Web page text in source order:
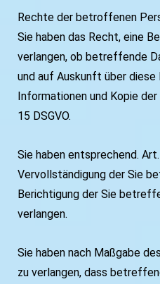
Rechte der betroffenen
Sie haben das Recht, eine
verlangen, ob betreffende
und auf Auskunft über
Informationen und Kopie
15 DSGVO.
Sie haben entsprechend.
Vervollständigung der Sie
Berichtigung der Sie
verlangen.
Sie haben nach Maßgabe
zu verlangen, dass